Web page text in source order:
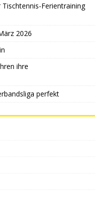
Ferientraining
2026
ihre
perfekt